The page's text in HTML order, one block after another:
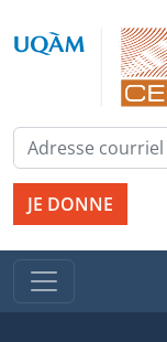
JE DONNE